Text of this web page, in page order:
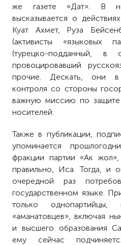
же газете «Дат». В
высказывается о
Куат Ахмет, Руза
(активисты «языковых
(турецко-подданный, в
провоцировавший
прочие. Дескать, они в
контроля со стороны
важную миссию по защите
носителей.
Также в публикации,
упоминается
фракции партии «Ак
правильно, Иса. Тогда, и
очередной раз
государственном языке.
только
«аманатовцев», включая
и высшего образования
ему сейчас